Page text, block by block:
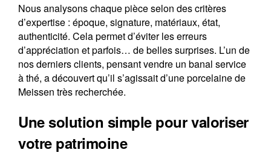
Nous analysons chaque pièce selon des critères
d’expertise : époque, signature, matériaux, état,
authenticité. Cela permet d’éviter les erreurs
d’appréciation et parfois… de belles surprises. L’un de
nos derniers clients, pensant vendre un banal service
à thé, a découvert qu’il s’agissait d’une porcelaine de
Meissen très recherchée.
Une solution simple pour valoriser
votre patrimoine